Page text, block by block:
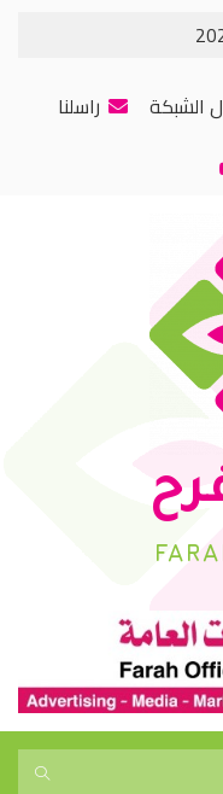
الشبكة راسلنا